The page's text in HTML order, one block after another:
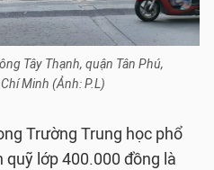
Tây Thạnh, quận Tân Phú,
Minh (Ảnh: P.L)
Trường Trung học phổ
lớp 400.000 đồng là